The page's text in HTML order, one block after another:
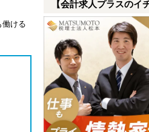
働ける
【会計求人プラスのイ